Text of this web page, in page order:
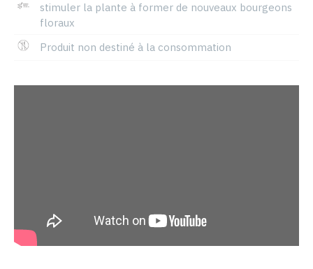
stimuler la plante à former de nouveaux bourgeons
floraux
Produit non destiné à la consommation